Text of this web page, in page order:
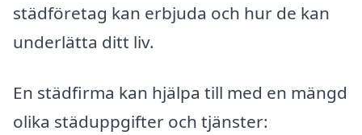
städföretag kan erbjuda och hur de kan
underlätta ditt liv.
En städfirma kan hjälpa till med en mängd
olika städuppgifter och tjänster: